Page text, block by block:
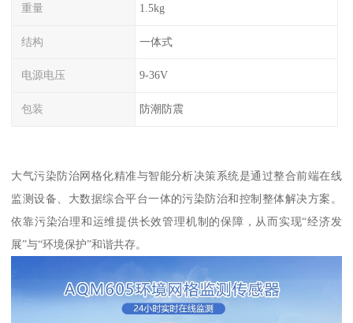
重量 1.5kg
结构 一体式
电源电压 9-36V
包装 防潮防震
大气污染防治网格化精准与智能分析决策系统是通过整合前端在线
监测设备、大数据综合平台一体的污染防治和控制整体解决方案。
依靠污染治理和运维提供长效管理机制的保障，从而实现“经济发
展”与“环境保护”和谐共存。